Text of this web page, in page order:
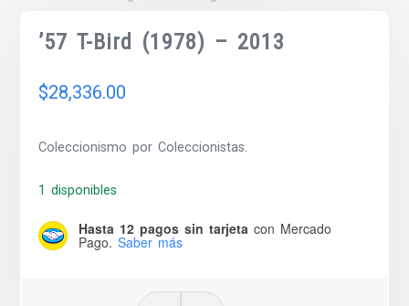
’57 T-Bird (1978) – 2013
$28,336.00
Coleccionismo por Coleccionistas.
1 disponibles
Hasta 12 pagos sin tarjeta con Mercado
Pago. Saber más